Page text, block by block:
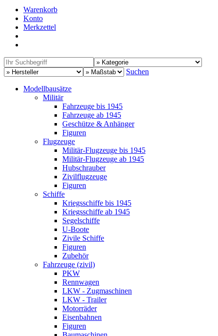
Warenkorb
Konto
Merkzettel
Suchen
Modellbausätze
Militär
Fahrzeuge bis 1945
Fahrzeuge ab 1945
Geschütze & Anhänger
Figuren
Flugzeuge
Militär-Flugzeuge bis 1945
Militär-Flugzeuge ab 1945
Hubschrauber
Zivilflugzeuge
Figuren
Schiffe
Kriegsschiffe bis 1945
Kriegsschiffe ab 1945
Segelschiffe
U-Boote
Zivile Schiffe
Figuren
Zubehör
Fahrzeuge (zivil)
PKW
Rennwagen
LKW - Zugmaschinen
LKW - Trailer
Motorräder
Eisenbahnen
Figuren